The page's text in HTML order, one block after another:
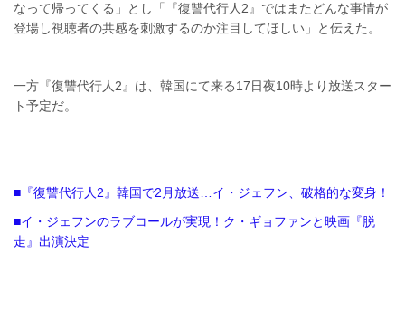
なって帰ってくる」とし「『復讐代行人2』ではまたどんな事情が
登場し視聴者の共感を刺激するのか注目してほしい」と伝えた。
一方『復讐代行人2』は、韓国にて来る17日夜10時より放送スター
ト予定だ。
■『復讐代行人2』韓国で2月放送…イ・ジェフン、破格的な変身！
■イ・ジェフンのラブコールが実現！ク・ギョファンと映画『脱
走』出演決定